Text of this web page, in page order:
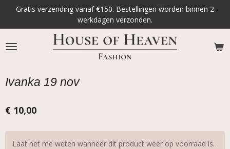
naar
de
hoofdinhoud
Gratis verzending vanaf €150. Bestellingen worden binnen 2
werkdagen verzonden.
Ivanka 19 nov
€ 10,00
Laat het me weten wanneer dit product weer op voorraad is.